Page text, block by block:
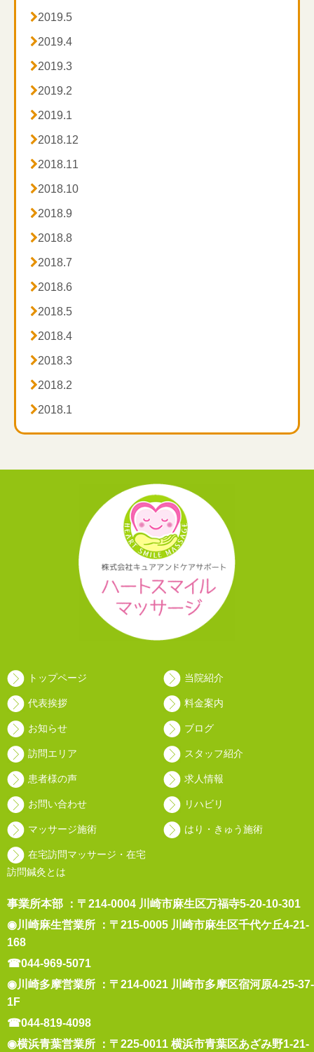
2019.5
2019.4
2019.3
2019.2
2019.1
2018.12
2018.11
2018.10
2018.9
2018.8
2018.7
2018.6
2018.5
2018.4
2018.3
2018.2
2018.1
トップページ 当院紹介
代表挨拶 料金案内
お知らせ ブログ
訪問エリア スタッフ紹介
患者様の声 求人情報
お問い合わせ リハビリ
マッサージ施術 はり・きゅう施術
在宅訪問マッサージ・在宅
訪問鍼灸とは
事業所本部 ：〒214-0004 川崎市麻生区万福寺5-20-10-301
◉川崎麻生営業所 ：〒215-0005 川崎市麻生区千代ケ丘4-21-
168
☎044-969-5071
◉川崎多摩営業所 ：〒214-0021 川崎市多摩区宿河原4-25-37-
1F
☎044-819-4098
◉横浜青葉営業所 ：〒225-0011 横浜市青葉区あざみ野1-21-